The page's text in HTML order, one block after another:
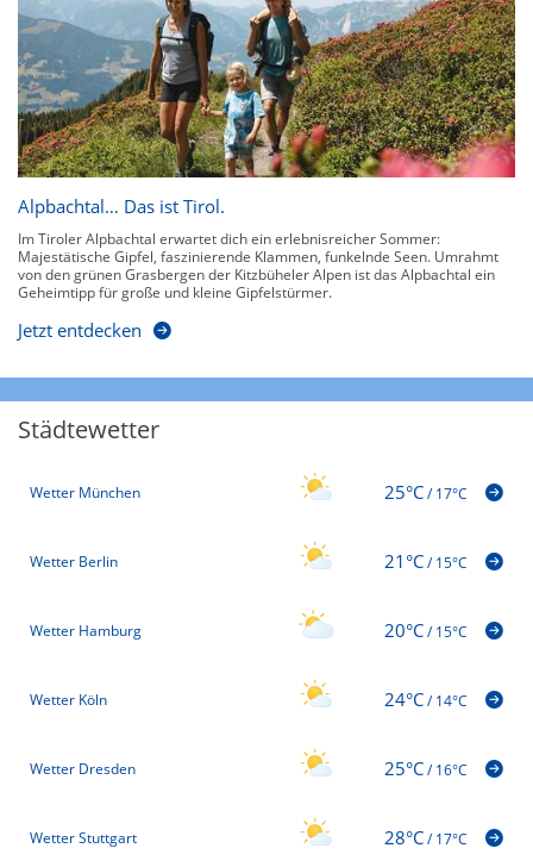
Alpbachtal… Das ist Tirol.
Im Tiroler Alpbachtal erwartet dich ein erlebnisreicher Sommer:
Majestätische Gipfel, faszinierende Klammen, funkelnde Seen. Umrahmt
von den grünen Grasbergen der Kitzbüheler Alpen ist das Alpbachtal ein
Geheimtipp für große und kleine Gipfelstürmer.
Jetzt entdecken
Städtewetter
Wetter München 25°C/17°C
Wetter Berlin 21°C/15°C
Wetter Hamburg 20°C/15°C
Wetter Köln 24°C/14°C
Wetter Dresden 25°C/16°C
Wetter Stuttgart 28°C/17°C